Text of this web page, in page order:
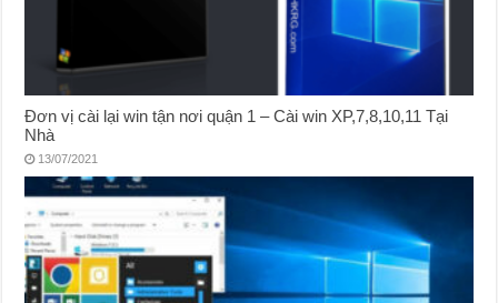
Đơn vị cài lại win tận nơi quận 1 – Cài win XP,7,8,10,11 Tại
Nhà
13/07/2021